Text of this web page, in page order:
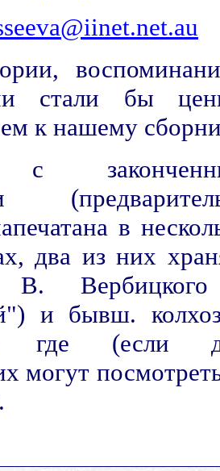
@iinet.net.au
стали бы
к нашему
в
два из них
и бывш.
где (если
могут